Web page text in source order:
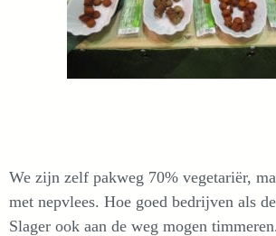
We zijn zelf pakweg 70% vegetariër,
met nepvlees. Hoe goed bedrijven als
Slager ook aan de weg mogen